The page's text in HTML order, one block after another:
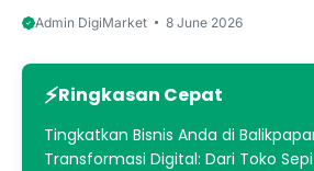
Admin DigiMarket 8 June 2026
Ringkasan Cepat
Tingkatkan Bisnis Anda di
Transformasi Digital: Dari Toko